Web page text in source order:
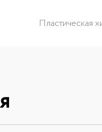
Пластическая